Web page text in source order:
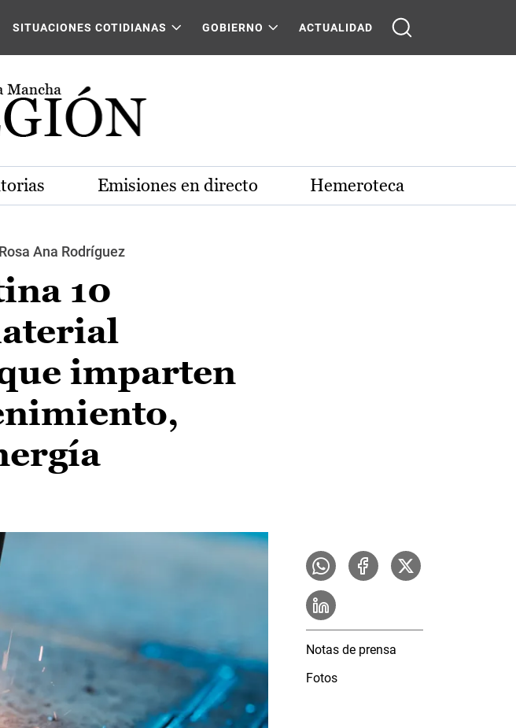
SITUACIONES COTIDIANAS GOBIERNO ACTUALIDAD
Emisiones en directo Hemeroteca
Ana Rodríguez
10
imparten
Notas de prensa
Fotos